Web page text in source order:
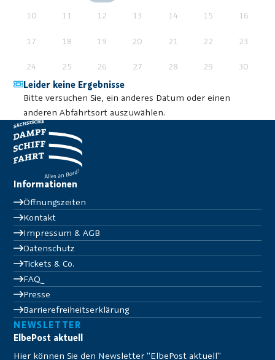
10 11 12 13 14 15 16
17 18 19 20 21 22 23
24 25 26 27 28 29
30
Leider keine Ergebnisse
Bitte versuchen Sie, ein anderes Datum oder einen
anderen Abfahrtsort auszuwählen.
Informationen
Öffnungszeiten
Kontakt
Impressum & AGB
Datenschutz
Tickets & Co.
FAQ
Presse
Barrierefreiheitserklärung
NEWSLETTER
ElbePost aktuell
Hier können Sie den Newsletter "ElbePost aktuell"